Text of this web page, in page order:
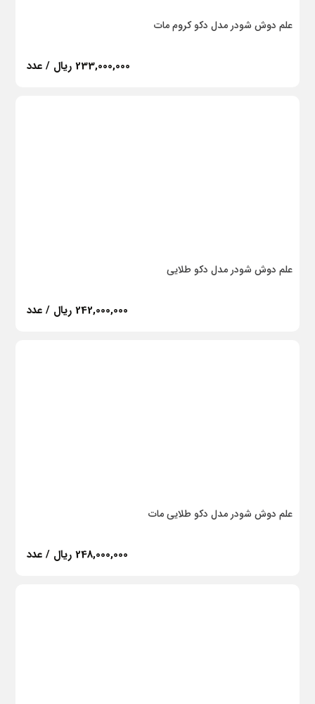
علم دوش شودر مدل دکو کروم مات
233,000,000 ریال / عدد
علم دوش شودر مدل دکو طلایی
242,000,000 ریال / عدد
علم دوش شودر مدل دکو طلایی مات
248,000,000 ریال / عدد